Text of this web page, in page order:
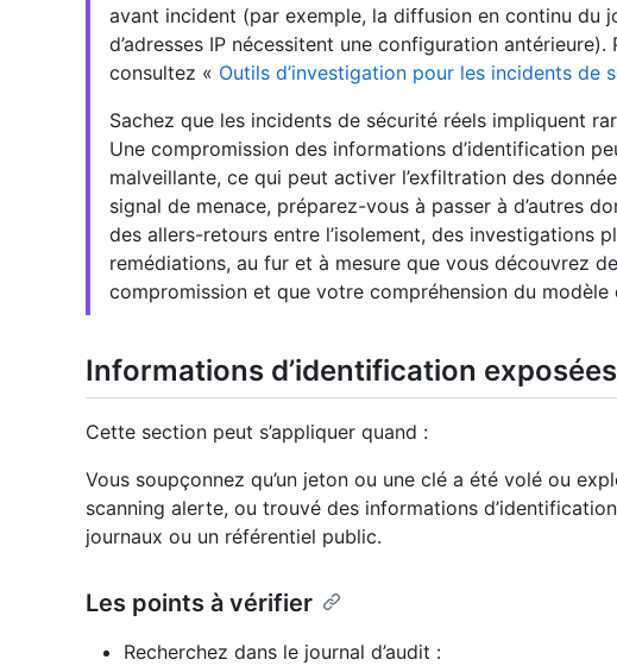
avant incident (par exemple, la diffusion en continu du
d’adresses IP nécessitent une configuration antérieure).
consultez « Outils d’investigation pour les incidents de
Sachez que les incidents de sécurité réels impliquent
Une compromission des informations d’identification
malveillante, ce qui peut activer l’exfiltration des
signal de menace, préparez-vous à passer à d’autres
des allers-retours entre l’isolement, des investigations
remédiations, au fur et à mesure que vous découvrez
compromission et que votre compréhension du modèle
Informations d’identification
Cette section peut s’appliquer quand :
Vous soupçonnez qu’un jeton ou une clé a été volé ou
scanning alerte, ou trouvé des informations
journaux ou un référentiel public.
Les points à vérifier
Recherchez dans le journal d’audit :